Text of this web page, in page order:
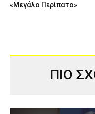
«Μεγάλο Περίπατο»
ΠΙΟ